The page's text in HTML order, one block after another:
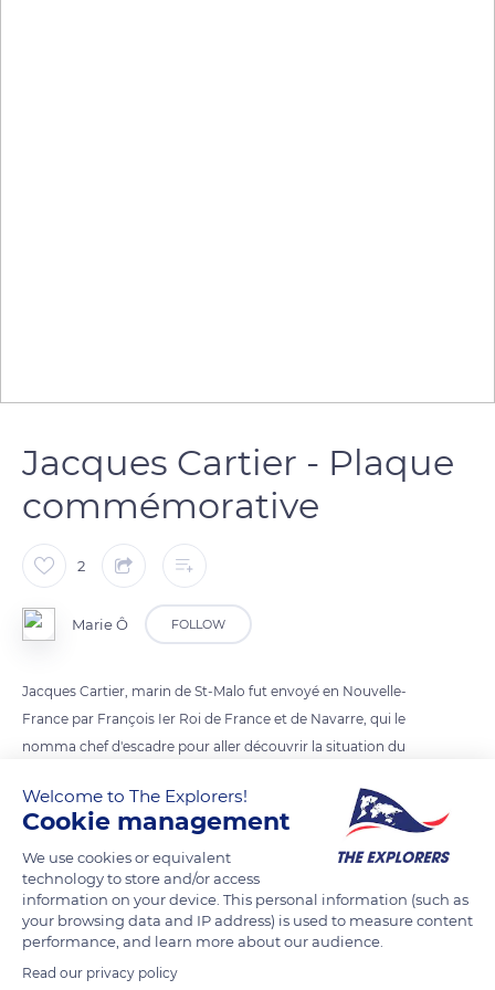
Jacques Cartier - Plaque
commémorative
2
Marie Ô FOLLOW
Jacques Cartier, marin de St-Malo fut envoyé en Nouvelle-
France par François Ier Roi de France et de Navarre, qui le
nomma chef d'escadre pour aller découvrir la situation du
Cette plaque installée lors de la Commémoration du départ
de Jacques Cartier sur le sol de la cathédrale Saint-Vincent à
Saint-Malo.
READ MORE TRANSLATE
Welcome to The Explorers!
Cookie management
We use cookies or equivalent
technology to store and/or access
information on your device. This personal information (such as
your browsing data and IP address) is used to measure content
performance, and learn more about our audience.
Read our privacy policy